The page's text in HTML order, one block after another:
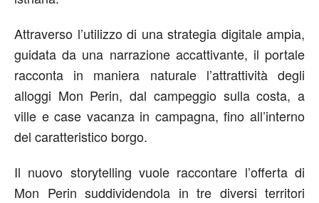
Attraverso l’utilizzo di una strategia digitale ampia,
guidata da una narrazione accattivante, il portale
racconta in maniera naturale l’attrattività degli
alloggi Mon Perin, dal campeggio sulla costa, a
ville e case vacanza in campagna, fino all’interno
del caratteristico borgo.
Il nuovo storytelling vuole raccontare l’offerta di
Mon Perin suddividendola in tre diversi territori